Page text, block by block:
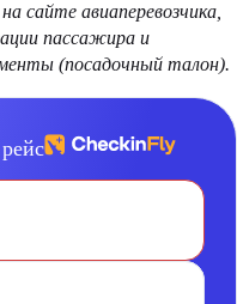
сайте авиаперевозчика,
пассажира и
(посадочный талон).